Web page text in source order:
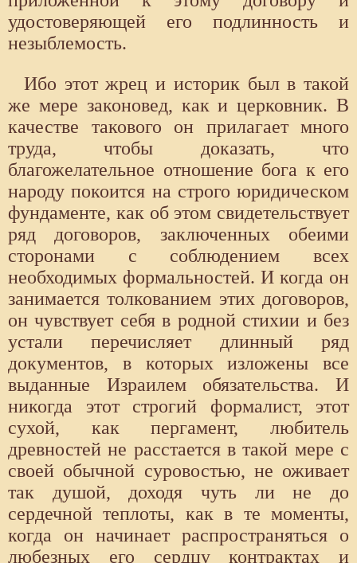
удостоверяющей его подлинность и
незыблемость.
Ибо этот жрец и историк был в такой
же мере законовед, как и церковник. В
качестве такового он прилагает много
труда, чтобы доказать, что
благожелательное отношение бога к его
народу покоится на строго юридическом
фундаменте, как об этом свидетельствует
ряд договоров, заключенных обеими
сторонами с соблюдением всех
необходимых формальностей. И когда он
занимается толкованием этих договоров,
он чувствует себя в родной стихии и без
устали перечисляет длинный ряд
документов, в которых изложены все
выданные Израилем обязательства. И
никогда этот строгий формалист, этот
сухой, как пергамент, любитель
древностей не расстается в такой мере с
своей обычной суровостью, не оживает
так душой, доходя чуть ли не до
сердечной теплоты, как в те моменты,
когда он начинает распространяться о
любезных его сердцу контрактах и